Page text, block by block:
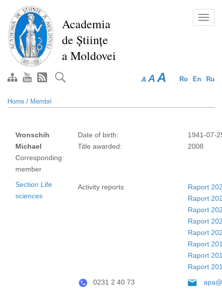
main
content
Academia
de Științe
a Moldovei
Ro En Ru
A A A
Home / Membri
Vronschih
Michael
Corresponding
member
Date of birth:
Title awarded:
1941-07-
2008
Section Life
sciences
Activity reports
Raport
Raport
Raport
Raport
Raport
Raport
Raport
Raport
0231 2 40 73